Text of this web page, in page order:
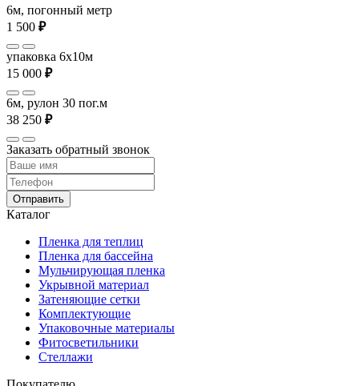
6м, погонный метр
1 500 ₽
упаковка 6x10м
15 000 ₽
6м, рулон 30 пог.м
38 250 ₽
Заказать обратный звонок
Отправить
Каталог
Пленка для теплиц
Пленка для бассейна
Мульчирующая пленка
Укрывной материал
Затеняющие сетки
Комплектующие
Упаковочные материалы
Фитосветильники
Стеллажи